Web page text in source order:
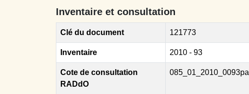
Inventaire et consultation
Clé du document 121773
Inventaire 2010 - 93
Cote de consultation
RADdO
085_01_2010_0093pa